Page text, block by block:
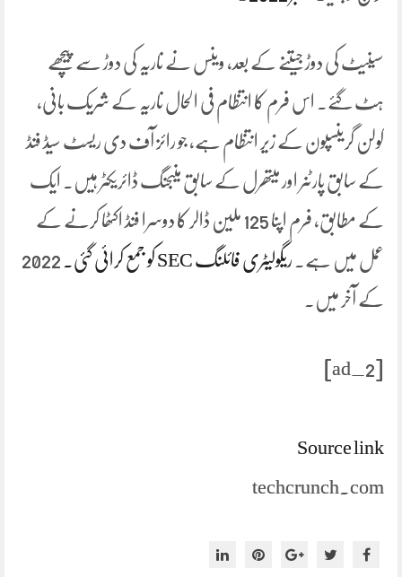
سینیٹ کی دوڑ جیتنے کے بعد، وینس نے ناریہ کی دوڑ سے پیچھے
ہٹ گئے۔ اس فرم کا انتظام فی الحال ناریہ کے شریک بانی،
کولن گرینسپون کے زیر انتظام ہے، جو رائز آف دی ریسٹ سیڈ فنڈ
کے سابق پارٹنر اور میتھرل کے سابق منیجنگ ڈائریکٹر ہیں۔ ایک
کے مطابق، فرم اپنا 125 ملین ڈالر کا دوسرا فنڈ اکٹھا کرنے کے
عمل میں ہے۔ ریگولیٹری فائلنگ SEC کو جمع کرائی گئی۔ 2022
کے آخر میں۔
Source link
techcrunch.com